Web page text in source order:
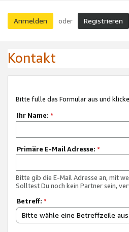
Anmelden oder Registrieren
Kontakt
Bitte fülle das Formular aus und
Ihr Name: *
Primäre E-Mail Adresse: *
Bitte gib die E-Mail Adresse an, mit
Solltest Du noch kein Partner sein,
Betreff: *
Bitte wähle eine Betreffzeile aus.